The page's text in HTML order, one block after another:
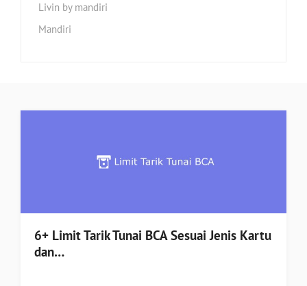
Livin by mandiri
Mandiri
6+ Limit Tarik Tunai BCA Sesuai Jenis Kartu
dan…